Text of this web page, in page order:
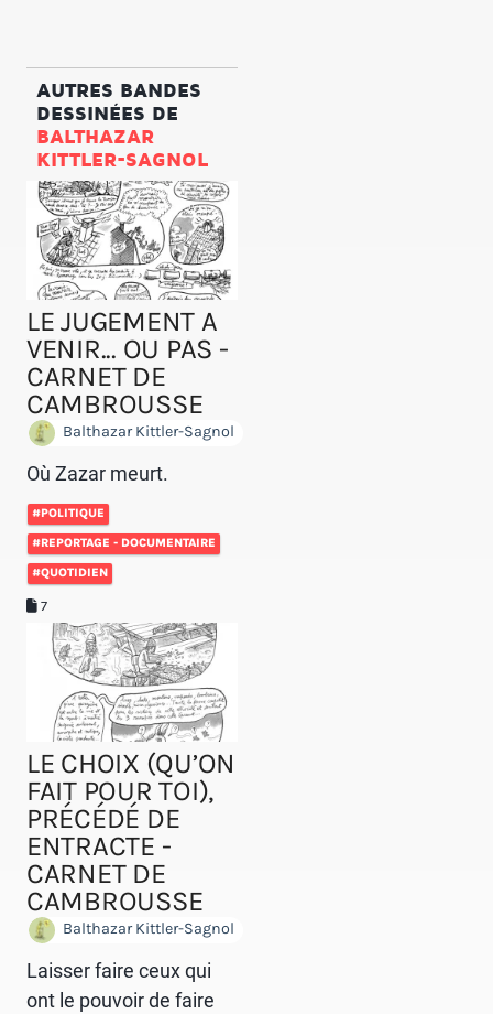
AUTRES BANDES
DESSINÉES DE
BALTHAZAR
KITTLER-SAGNOL
LE JUGEMENT A
VENIR... OU PAS -
CARNET DE
CAMBROUSSE
Balthazar Kittler-Sagnol
Où Zazar meurt.
#POLITIQUE
#REPORTAGE - DOCUMENTAIRE
#QUOTIDIEN
7
LE CHOIX (QU’ON
FAIT POUR TOI),
PRÉCÉDÉ DE
ENTRACTE -
CARNET DE
CAMBROUSSE
Balthazar Kittler-Sagnol
Laisser faire ceux qui
ont le pouvoir de faire